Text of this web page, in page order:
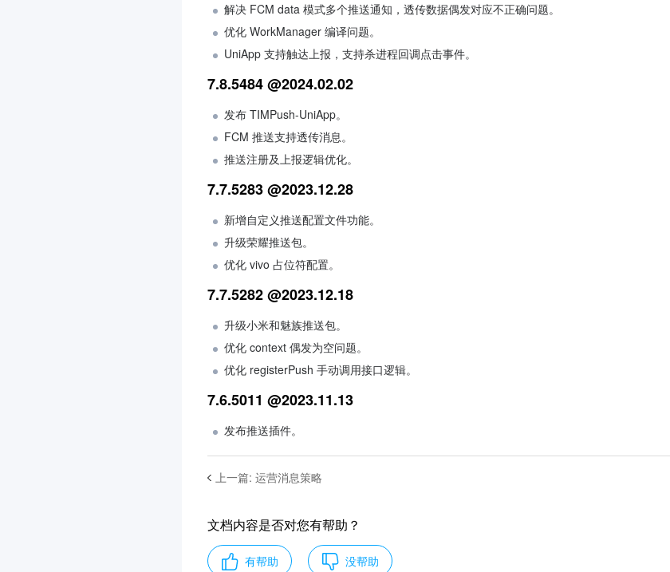
解决 FCM data 模式多个推送通知，透传数据偶发对应不正确问题。
优化 WorkManager 编译问题。
UniApp 支持触达上报，支持杀进程回调点击事件。
7.8.5484 @2024.02.02
发布 TIMPush-UniApp。
FCM 推送支持透传消息。
推送注册及上报逻辑优化。
7.7.5283 @2023.12.28
新增自定义推送配置文件功能。
升级荣耀推送包。
优化 vivo 占位符配置。
7.7.5282 @2023.12.18
升级小米和魅族推送包。
优化 context 偶发为空问题。
优化 registerPush 手动调用接口逻辑。
7.6.5011 @2023.11.13
发布推送插件。
上一篇: 运营消息策略
文档内容是否对您有帮助？
有帮助 没帮助